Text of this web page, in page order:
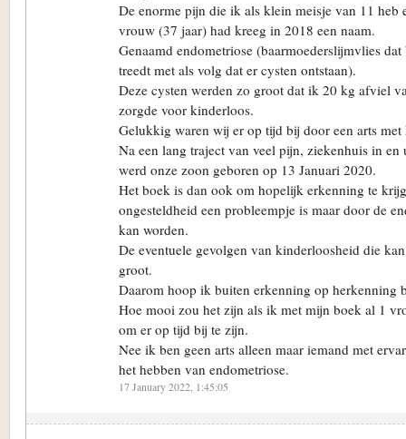
De enorme pijn die ik als klein meisje van 11 heb
vrouw (37 jaar) had kreeg in 2018 een naam.
Genaamd endometriose (baarmoederslijmvlies
treedt met als volg dat er cysten ontstaan).
Deze cysten werden zo groot dat ik 20 kg afviel
zorgde voor kinderloos.
Gelukkig waren wij er op tijd bij door een arts
Na een lang traject van veel pijn, ziekenhuis in en
werd onze zoon geboren op 13 Januari 2020.
Het boek is dan ook om hopelijk erkenning te
ongesteldheid een probleempje is maar door de
kan worden.
De eventuele gevolgen van kinderloosheid die
groot.
Daarom hoop ik buiten erkenning op herkenning
Hoe mooi zou het zijn als ik met mijn boek al 1
om er op tijd bij te zijn.
Nee ik ben geen arts alleen maar iemand met
het hebben van endometriose.
17 January 2022, 1:45:05